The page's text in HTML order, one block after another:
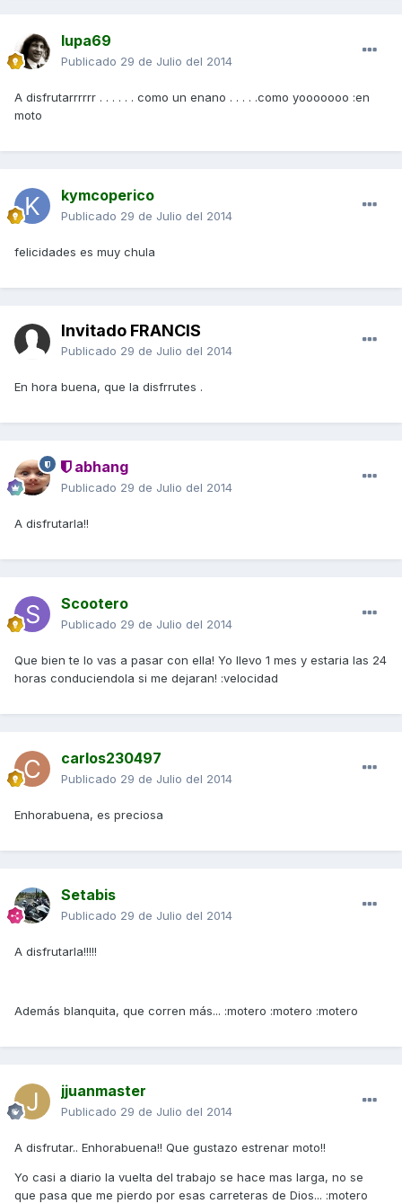
lupa69
Publicado 29 de Julio del 2014
A disfrutarrrrrr . . . . . . como un enano . . . . .como yooooooo :en
moto
kymcoperico
Publicado 29 de Julio del 2014
felicidades es muy chula
Invitado FRANCIS
Publicado 29 de Julio del 2014
En hora buena, que la disfrrutes .
abhang
Publicado 29 de Julio del 2014
A disfrutarla!!
Scootero
Publicado 29 de Julio del 2014
Que bien te lo vas a pasar con ella! Yo llevo 1 mes y estaria las 24
horas conduciendola si me dejaran! :velocidad
carlos230497
Publicado 29 de Julio del 2014
Enhorabuena, es preciosa
Setabis
Publicado 29 de Julio del 2014
A disfrutarla!!!!!
Además blanquita, que corren más... :motero :motero :motero
jjuanmaster
Publicado 29 de Julio del 2014
A disfrutar.. Enhorabuena!! Que gustazo estrenar moto!!
Yo casi a diario la vuelta del trabajo se hace mas larga, no se
que pasa que me pierdo por esas carreteras de Dios... :motero